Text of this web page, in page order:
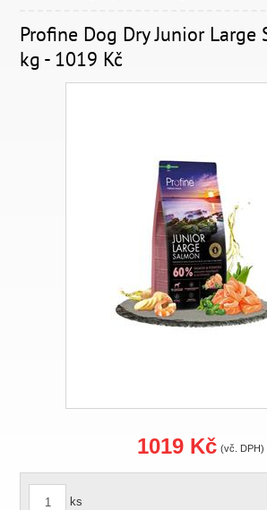
Profine Dog Dry Junior Large
kg - 1019 Kč
1019 Kč (vč. DPH)
ks